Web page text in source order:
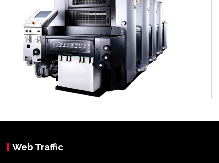
Web Traffic